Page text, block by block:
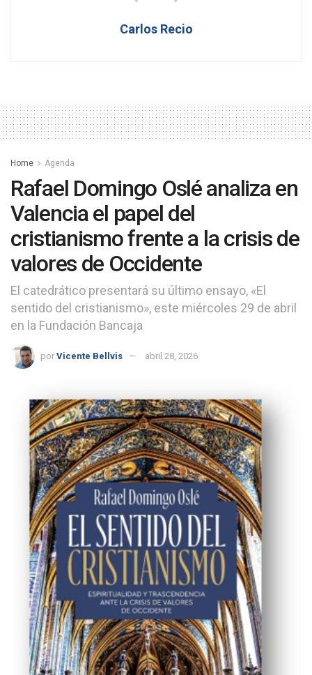
Carlos Recio
Home Agenda
Rafael Domingo Oslé analiza en
Valencia el papel del
cristianismo frente a la crisis de
valores de Occidente
El catedrático presentará su último ensayo, «El
sentido del cristianismo», este miércoles 29 de abril
en la Fundación Bancaja
por Vicente Bellvis abril 28, 2026